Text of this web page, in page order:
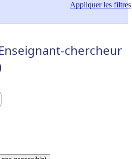
Appliquerles filtres
chercheur